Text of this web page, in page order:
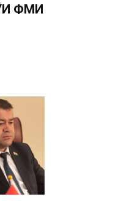
ФМИ